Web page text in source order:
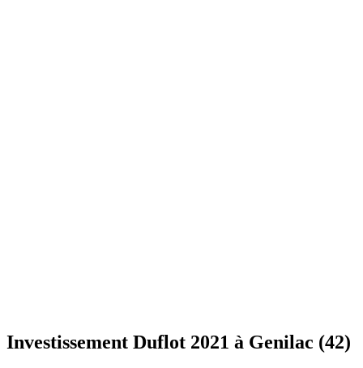
Investissement Duflot 2021 à Genilac (42)